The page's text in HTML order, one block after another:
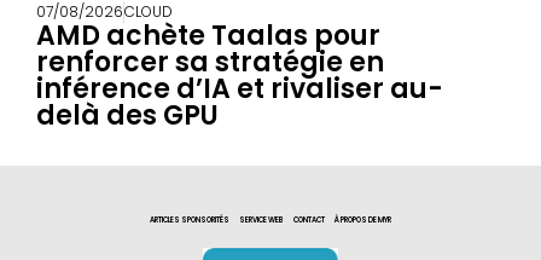
07/08/2026CLOUD
AMD achète Taalas pour
renforcer sa stratégie en
inférence d’IA et rivaliser au-
delà des GPU
ARTICLES SPONSORITÉS SERVICE WEB CONTACT À PROPOS DE MYR